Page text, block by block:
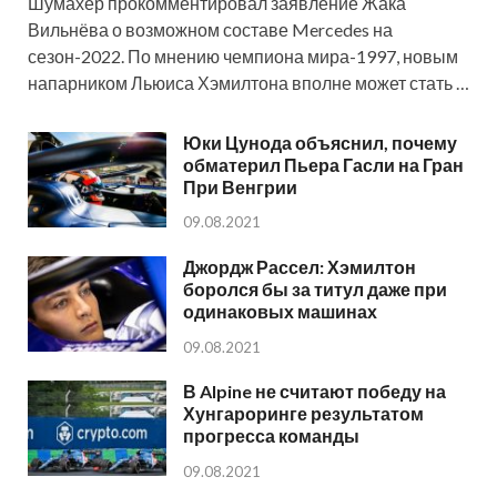
Вильнёва о возможном составе Mercedes на
сезон-2022. По мнению чемпиона мира-1997, новым
напарником Льюиса Хэмилтона вполне может стать …
Юки Цунода объяснил, почему
обматерил Пьера Гасли на Гран
При Венгрии
09.08.2021
Джордж Рассел: Хэмилтон
боролся бы за титул даже при
одинаковых машинах
09.08.2021
В Alpine не считают победу на
Хунгароринге результатом
прогресса команды
09.08.2021